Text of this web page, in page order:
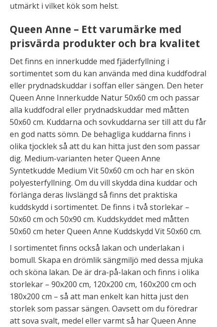
utmärkt i vilket kök som helst.
Queen Anne – Ett varumärke med
prisvärda produkter och bra kvalitet
Det finns en innerkudde med fjäderfyllning i
sortimentet som du kan använda med dina kuddfodral
eller prydnadskuddar i soffan eller sängen. Den heter
Queen Anne Innerkudde Natur 50x60 cm och passar
alla kuddfodral eller prydnadskuddar med måtten
50x60 cm. Kuddarna och sovkuddarna ser till att du får
en god natts sömn. De behagliga kuddarna finns i
olika tjocklek så att du kan hitta just den som passar
dig. Medium-varianten heter Queen Anne
Syntetkudde Medium Vit 50x60 cm och har en skön
polyesterfyllning. Om du vill skydda dina kuddar och
förlänga deras livslängd så finns det praktiska
kuddskydd i sortimentet. De finns i två storlekar –
50x60 cm och 50x90 cm. Kuddskyddet med måtten
50x60 cm heter Queen Anne Kuddskydd Vit 50x60 cm.
I sortimentet finns också lakan och underlakan i
bomull. Skapa en drömlik sängmiljö med dessa mjuka
och sköna lakan. De är dra-på-lakan och finns i olika
storlekar – 90x200 cm, 120x200 cm, 160x200 cm och
180x200 cm – så att man enkelt kan hitta just den
storlek som passar sängen. Oavsett om du föredrar
att sova svalt, medel eller varmt så har Queen Anne